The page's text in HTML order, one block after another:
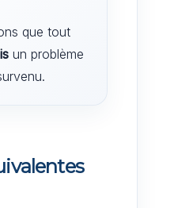
que tout
un problème